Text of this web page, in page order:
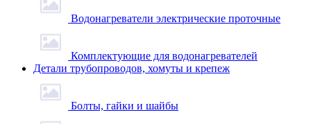
Водонагреватели электрические проточные
Комплектующие для водонагревателей
Детали трубопроводов, хомуты и крепеж
Болты, гайки и шайбы